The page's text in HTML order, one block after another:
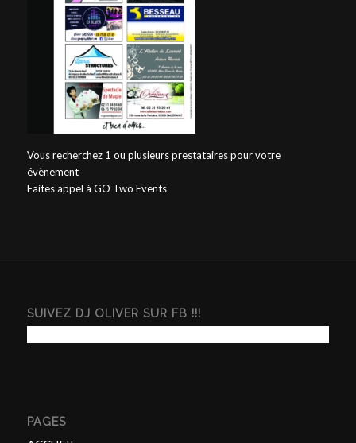
Vous recherchez 1 ou plusieurs prestataires pour votre
évènement
Faites appel à GO Two Events
SUIVEZ DJ OLIVER SUR FB !!!
PAGES